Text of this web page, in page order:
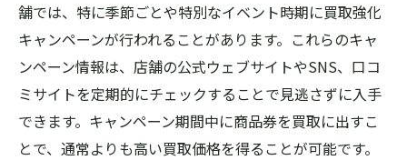
舗では、特に季節ごとや特別なイベント時期に買取強化
キャンペーンが行われることがあります。これらのキャ
ンペーン情報は、店舗の公式ウェブサイトやSNS、口コ
ミサイトを定期的にチェックすることで見逃さずに入手
できます。キャンペーン期間中に商品券を買取に出すこ
とで、通常よりも高い買取価格を得ることが可能です。